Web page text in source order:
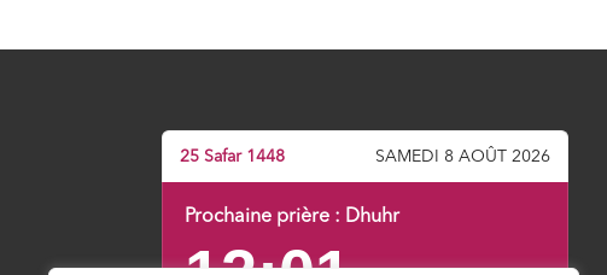
25 Safar 1448 SAMEDI 8 AOÛT 2026
Prochaine prière : Dhuhr